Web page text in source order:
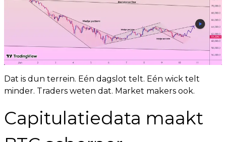
Dat is dun terrein. Eén dagslot telt. Eén wick telt
minder. Traders weten dat. Market makers ook.
Capitulatiedata maakt